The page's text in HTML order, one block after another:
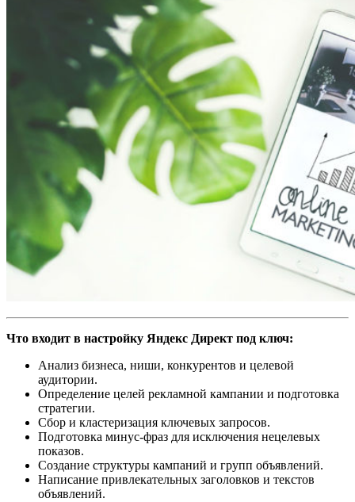
Что входит в настройку Яндекс Директ под ключ:
Анализ бизнеса, ниши, конкурентов и целевой
аудитории.
Определение целей рекламной кампании и подготовка
стратегии.
Сбор и кластеризация ключевых запросов.
Подготовка минус-фраз для исключения нецелевых
показов.
Создание структуры кампаний и групп объявлений.
Написание привлекательных заголовков и текстов
объявлений.